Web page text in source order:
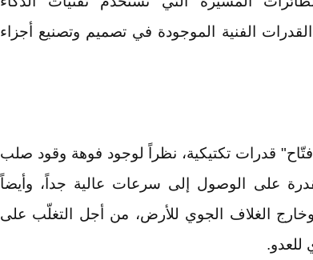
الفنية الموجودة في تصميم وتصنيع أجزاء
قدرات تكتيكية، نظراً لوجود فوهة وقود صلب
على الوصول إلى سرعات عالية جداً، وأيضاً
الغلاف الجوي للأرض، من أجل التغلّب على
للعدو.